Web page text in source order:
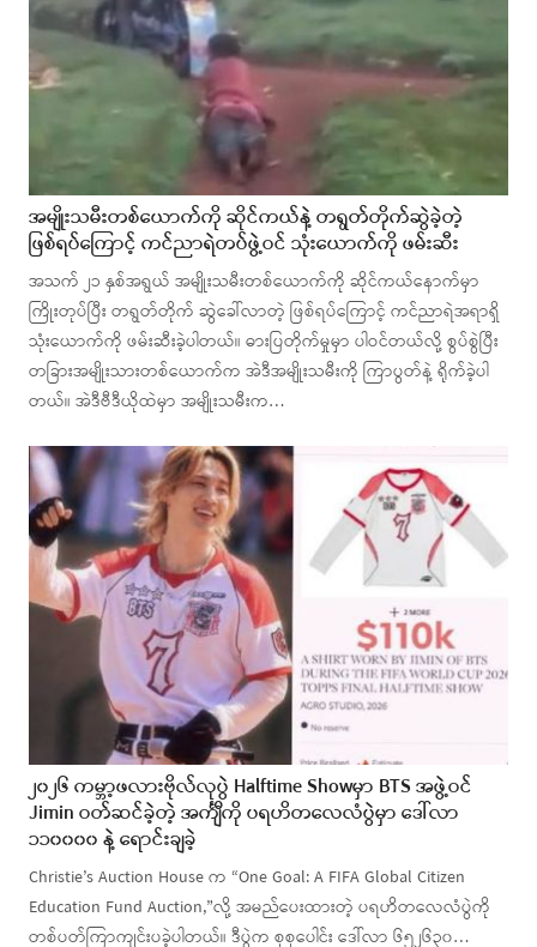
အမျိုးသမီးတစ်ယောက်ကို ဆိုင်ကယ်နဲ့ တရွတ်တိုက်ဆွဲခဲ့တဲ့
ဖြစ်ရပ်ကြောင့် ကင်ညာရဲတပ်ဖွဲ့ဝင် သုံးယောက်ကို ဖမ်းဆီး
အသက် ၂၁ နှစ်အရွယ် အမျိုးသမီးတစ်ယောက်ကို ဆိုင်ကယ်နောက်မှာ
ကြိုးတုပ်ပြီး တရွတ်တိုက် ဆွဲခေါ်လာတဲ့ ဖြစ်ရပ်ကြောင့် ကင်ညာရဲအရာရှိ
သုံးယောက်ကို ဖမ်းဆီးခဲ့ပါတယ်။ ဓားပြတိုက်မှုမှာ ပါဝင်တယ်လို့ စွပ်စွဲပြီး
တခြားအမျိုးသားတစ်ယောက်က အဲဒီအမျိုးသမီးကို ကြာပွတ်နဲ့ ရိုက်ခဲ့ပါ
တယ်။ အဲဒီဗီဒီယိုထဲမှာ အမျိုးသမီးက…
၂၀၂၆ ကမ္ဘာ့ဖလားဗိုလ်လုပွဲ Halftime Showမှာ BTS အဖွဲ့ဝင်
Jimin ဝတ်ဆင်ခဲ့တဲ့ အင်္ကျီကို ပရဟိတလေလံပွဲမှာ ဒေါ်လာ
၁၁၀၀၀၀ နဲ့ ရောင်းချခဲ့
Christie’s Auction House က “One Goal: A FIFA Global Citizen
Education Fund Auction,”လို့ အမည်ပေးထားတဲ့ ပရဟိတလေလံပွဲကို
တစ်ပတ်ကြာကျင်းပခဲ့ပါတယ်။ ဒီပွဲက စုစုပေါင်း ဒေါ်လာ ၆၅၂၆၃၀…